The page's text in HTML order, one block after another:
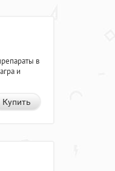
в
и
Купить